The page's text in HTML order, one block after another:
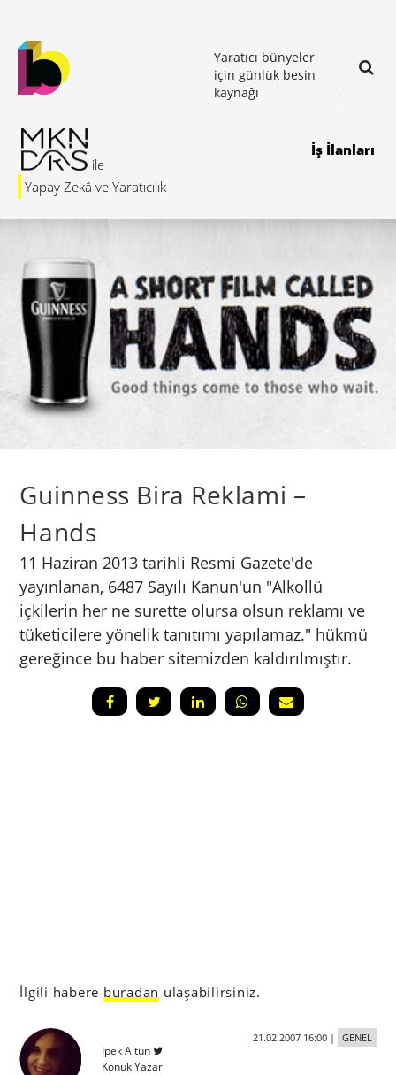
Yaratıcı bünyeler
için günlük besin
kaynağı
Yapay Zekâ ve Yaratıcılık
İş İlanları
Guinness Bira Reklami –
Hands
​11 Haziran 2013 tarihli Resmi Gazete'de
yayınlanan, 6487 Sayılı Kanun'un "Alkollü
içkilerin her ne surette olursa olsun reklamı ve
tüketicilere yönelik tanıtımı yapılamaz." hükmü
gereğince bu haber sitemizden kaldırılmıştır.
İlgili habere buradan ulaşabilirsiniz.
İpek Altun
Konuk Yazar
21.02.2007 16:00| GENEL